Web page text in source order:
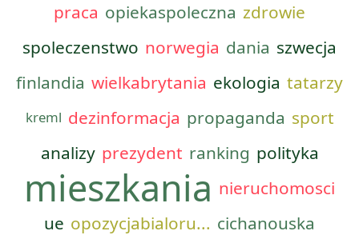
praca opiekaspoleczna zdrowie
spoleczenstwo norwegia dania szwecja
finlandia wielkabrytania ekologia tatarzy
kreml dezinformacja propaganda sport
analizy prezydent ranking polityka
mieszkania nieruchomosci
ue opozycjabialoru... cichanouska